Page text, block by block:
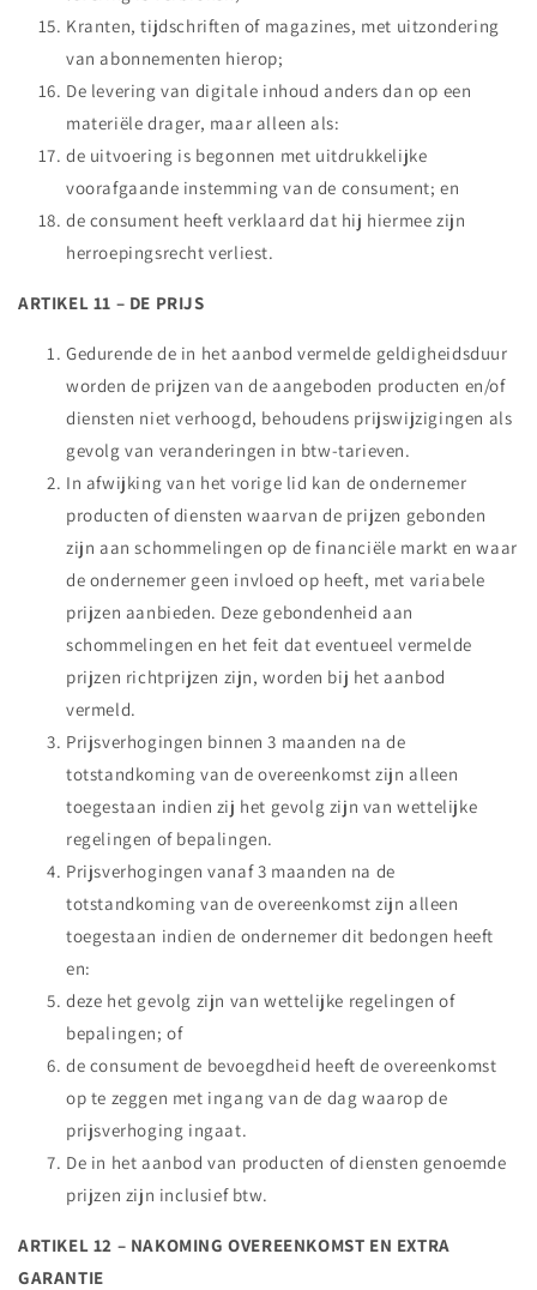
Kranten, tijdschriften of magazines, met uitzondering
van abonnementen hierop;
De levering van digitale inhoud anders dan op een
materiële drager, maar alleen als:
de uitvoering is begonnen met uitdrukkelijke
voorafgaande instemming van de consument; en
de consument heeft verklaard dat hij hiermee zijn
herroepingsrecht verliest.
ARTIKEL 11 – DE PRIJS
Gedurende de in het aanbod vermelde geldigheidsduur
worden de prijzen van de aangeboden producten en/of
diensten niet verhoogd, behoudens prijswijzigingen als
gevolg van veranderingen in btw-tarieven.
In afwijking van het vorige lid kan de ondernemer
producten of diensten waarvan de prijzen gebonden
zijn aan schommelingen op de financiële markt en waar
de ondernemer geen invloed op heeft, met variabele
prijzen aanbieden. Deze gebondenheid aan
schommelingen en het feit dat eventueel vermelde
prijzen richtprijzen zijn, worden bij het aanbod
vermeld.
Prijsverhogingen binnen 3 maanden na de
totstandkoming van de overeenkomst zijn alleen
toegestaan indien zij het gevolg zijn van wettelijke
regelingen of bepalingen.
Prijsverhogingen vanaf 3 maanden na de
totstandkoming van de overeenkomst zijn alleen
toegestaan indien de ondernemer dit bedongen heeft
en:
deze het gevolg zijn van wettelijke regelingen of
bepalingen; of
de consument de bevoegdheid heeft de overeenkomst
op te zeggen met ingang van de dag waarop de
prijsverhoging ingaat.
De in het aanbod van producten of diensten genoemde
prijzen zijn inclusief btw.
ARTIKEL 12 – NAKOMING OVEREENKOMST EN EXTRA
GARANTIE